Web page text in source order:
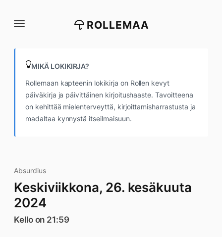
suoraan
ROLLEMAA
MIKÄ LOKIKIRJA?
Rollemaan kapteenin lokikirja on Rollen kevyt
päiväkirja ja päivittäinen kirjoitushaaste. Tavoitteena
on kehittää mielenterveyttä, kirjoittamisharrastusta ja
madaltaa kynnystä itseilmaisuun.
Absurdius
Keskiviikkona, 26. kesäkuuta
2024
Kello on 21:59